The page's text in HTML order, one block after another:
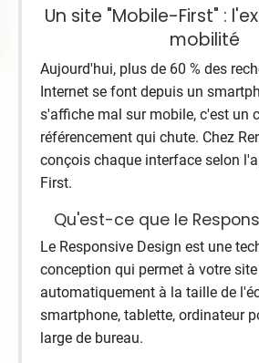
Un site "Mobile-First" :
mobilité
Aujourd'hui, plus de 60 % des
Internet se font depuis un
s'affiche mal sur mobile, c'est un
référencement qui chute. Chez
conçois chaque interface selon
First.
Qu'est-ce que le
Le Responsive Design est une
conception qui permet à votre
automatiquement à la taille de
smartphone, tablette, ordinateur
large de bureau.